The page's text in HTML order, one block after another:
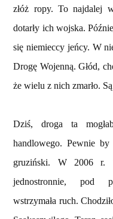
złóż ropy. To najdalej
dotarły ich wojska.
się niemieccy jeńcy. W
Drogę Wojenną. Głód,
że wielu z nich zmarło.
Dziś, droga ta
handlowego. Pewnie
gruziński. W 2006 r.
jednostronnie, pod
wstrzymała ruch.